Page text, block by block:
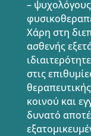
–
Χάρη στη
ασθενής
στις
κοινού και
δυνατό